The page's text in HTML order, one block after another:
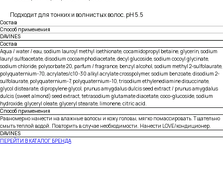
Подходит для тонких и волнистых волос. pH 5.5
Состав
Способ применения
DAVINES
Состав
Aqua / water / eau, sodium lauroyl methyl isethionate, cocamidopropyl betaine, glycerin, sodium
lauryl sulfoacetate, disodium cocoamphodiacetate, decyl glucoside, sodium cocoyl glycinate,
sodium chloride, polysorbate 20, parfum / fragrance, benzyl alcohol, sodium methyl 2-sulfolaurate,
polyquaternium-70, acrylates/c10-30 alkyl acrylate crosspolymer, sodium benzoate, disodium 2-
sulfolaurate, polyquaternium-7, polyquaternium-10, trisodium ethylenediamine disuccinate,
glycol distearate, dipropylene glycol, prunus amygdalus dulcis seed extract / prunus amygdalus
dulcis (sweet almond) seed extract, tetrasodium glutamate diacetate, coco-glucoside, sodium
hydroxide, glyceryl oleate, glyceryl stearate, limonene, citric acid.
Способ применения
Равномерно нанести на влажные волосы и кожу головы, мягко помассировать. Тщательно
смыть теплой водой. Повторить в случае необходимости. Нанести LOVE/кондиционер.
DAVINES
ПЕРЕЙТИ В КАТАЛОГ БРЕНДА